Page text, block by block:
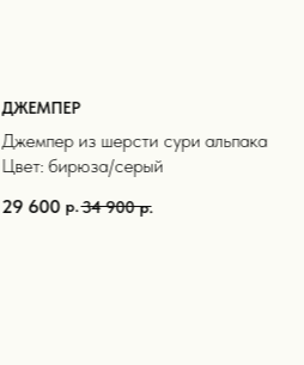
ДЖЕМПЕР
Джемпер из шерсти сури альпака
Цвет: бирюза/серый
29 600 р.34 900 р.